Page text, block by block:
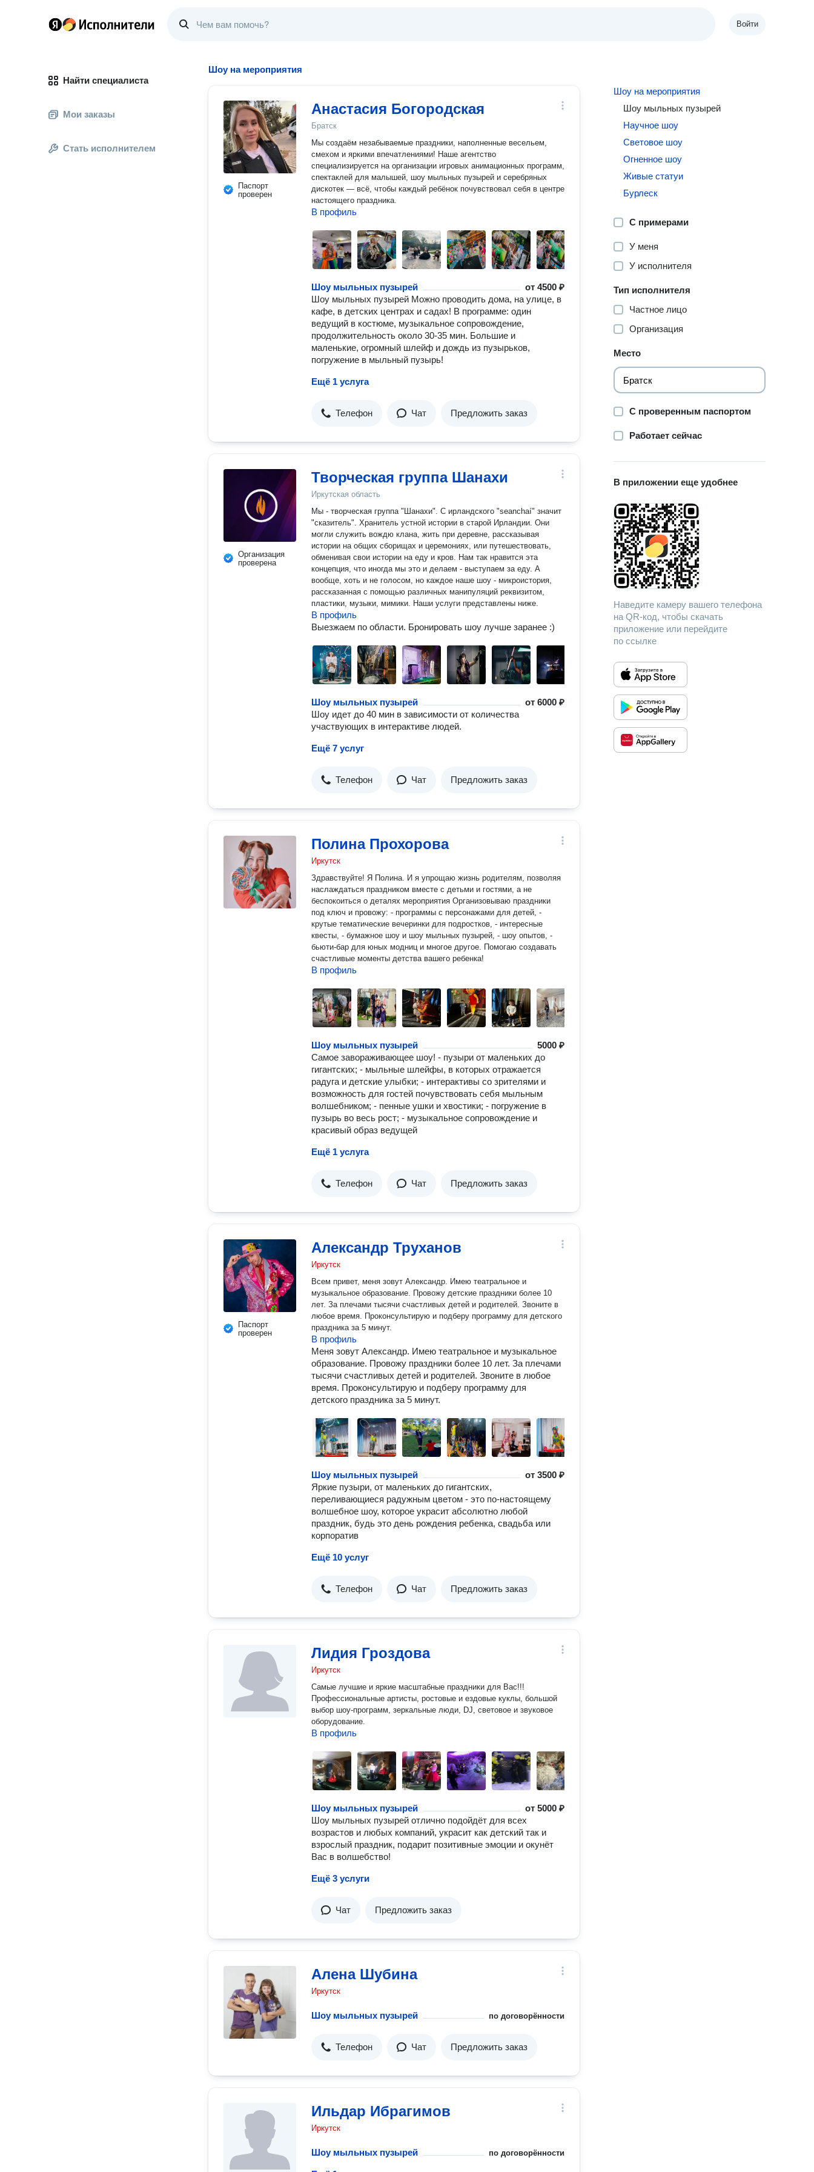
Войти
Найти специалиста
Мои заказы
Стать исполнителем
Шоу на мероприятия
Паспорт
проверен
Анастасия Богородская
Братск
Мы создаём незабываемые праздники, наполненные весельем,
смехом и яркими впечатлениями! Наше агентство
специализируется на организации игровых анимационных программ,
спектаклей для малышей, шоу мыльных пузырей и серебряных
дискотек — всё, чтобы каждый ребёнок почувствовал себя в центре
настоящего праздника.
В профиль
Шоу мыльных пузырей от4500 ₽
Шоу мыльных пузырей Можно проводить дома, на улице, в
кафе, в детских центрах и садах! В программе: один
ведущий в костюме, музыкальное сопровождение,
продолжительность около 30-35 мин. Большие и
маленькие, огромный шлейф и дождь из пузырьков,
погружение в мыльный пузырь!
Ещё 1 услуга
Телефон Чат Предложить заказ
Организация
проверена
Творческая группа Шанахи
Иркутская область
Мы - творческая группа "Шанахи". С ирландского "seanchaí" значит
"сказитель". Хранитель устной истории в старой Ирландии. Они
могли служить вождю клана, жить при деревне, рассказывая
истории на общих сборищах и церемониях, или путешествовать,
обменивая свои истории на еду и кров. Нам так нравится эта
концепция, что иногда мы это и делаем - выступаем за еду. А
вообще, хоть и не голосом, но каждое наше шоу - микроистория,
рассказанная с помощью различных манипуляций реквизитом,
пластики, музыки, мимики. Наши услуги представлены ниже.
В профиль
Выезжаем по области. Бронировать шоу лучше заранее :)
Шоу мыльных пузырей от6000 ₽
Шоу идет до 40 мин в зависимости от количества
участвующих в интерактиве людей.
Ещё 7 услуг
Телефон Чат Предложить заказ
Полина Прохорова
Иркутск
Здравствуйте! Я Полина. И я упрощаю жизнь родителям, позволяя
наслаждаться праздником вместе с детьми и гостями, а не
беспокоиться о деталях мероприятия Организовываю праздники
под ключ и провожу: - программы с персонажами для детей, -
крутые тематические вечеринки для подростков, - интересные
квесты, - бумажное шоу и шоу мыльных пузырей, - шоу опытов, -
бьюти-бар для юных модниц и многое другое. Помогаю создавать
счастливые моменты детства вашего ребенка!
В профиль
Шоу мыльных пузырей
5000 ₽
Самое завораживающее шоу! - пузыри от маленьких до
гигантских; - мыльные шлейфы, в которых отражается
радуга и детские улыбки; - интерактивы со зрителями и
возможность для гостей почувствовать себя мыльным
волшебником; - пенные ушки и хвостики; - погружение в
пузырь во весь рост; - музыкальное сопровождение и
красивый образ ведущей
Ещё 1 услуга
Телефон Чат Предложить заказ
Паспорт
проверен
Александр Труханов
Иркутск
Всем привет, меня зовут Александр. Имею театральное и
музыкальное образование. Провожу детские праздники более 10
лет. За плечами тысячи счастливых детей и родителей. Звоните в
любое время. Проконсультирую и подберу программу для детского
праздника за 5 минут.
В профиль
Меня зовут Александр. Имею театральное и музыкальное
образование. Провожу праздники более 10 лет. За плечами
тысячи счастливых детей и родителей. Звоните в любое
время. Проконсультирую и подберу программу для
детского праздника за 5 минут.
Шоу мыльных пузырей от3500 ₽
Яркие пузыри, от маленьких до гигантских,
переливающиеся радужным цветом - это по-настоящему
волшебное шоу, которое украсит абсолютно любой
праздник, будь это день рождения ребенка, свадьба или
корпоратив
Ещё 10 услуг
Телефон Чат Предложить заказ
Лидия Гроздова
Иркутск
Самые лучшие и яркие масштабные праздники для Вас!!!
Профессиональные артисты, ростовые и ездовые куклы, большой
выбор шоу-программ, зеркальные люди, DJ, световое и звуковое
оборудование.
В профиль
Шоу мыльных пузырей от5000 ₽
Шоу мыльных пузырей отлично подойдёт для всех
возрастов и любых компаний, украсит как детский так и
взрослый праздник, подарит позитивные эмоции и окунёт
Вас в волшебство!
Ещё 3 услуги
Чат Предложить заказ
Алена Шубина
Иркутск
Шоу мыльных пузырей по договорённости
Телефон Чат Предложить заказ
Ильдар Ибрагимов
Иркутск
Шоу мыльных пузырей по договорённости
Шоу на мероприятия
Шоу мыльных пузырей
Научное шоу
Световое шоу
Огненное шоу
Живые статуи
Бурлеск
С примерами
У меня
У исполнителя
Тип исполнителя
Частное лицо
Организация
Место
С проверенным паспортом
Работает сейчас
В приложении еще удобнее
Наведите камеру вашего телефона
на QR-код, чтобы скачать
приложение или перейдите
по ссылке